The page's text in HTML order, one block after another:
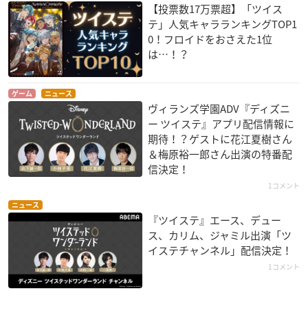
【投票数17万票超】「ツイス
テ」人気キャラランキングTOP1
0！フロイドをおさえた1位
は…！？
ゲーム ニュース
ヴィランズ学園ADV『ディズニ
ー ツイステ』アプリ配信情報に
期待！？ゲストに花江夏樹さん
＆梅原裕一郎さん出演の特番配
信決定！
1コメント
ニュース
『ツイステ』エース、デュー
ス、カリム、ジャミル出演「ツ
イステチャンネル」配信決定！
1コメント